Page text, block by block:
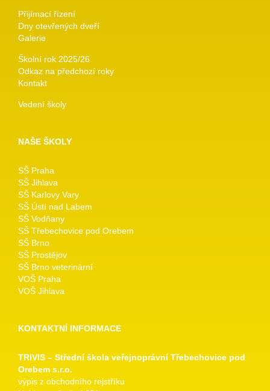
Přijímací řízení
Dny otevřených dveří
Galerie
Školní rok 2025/26
Odkaz na předchozí roky
Kontakt
Vedení školy
NAŠE ŠKOLY
SŠ Praha
SŠ Jihlava
SŠ Karlovy Vary
SŠ Ústí nad Labem
SŠ Vodňany
SŠ Třebechovice pod Orebem
SŠ Brno
SŠ Prostějov
SŠ Brno veterinární
VOŠ Praha
VOŠ Jihlava
KONTAKTNÍ INFORMACE
TRIVIS – Střední škola veřejnoprávní Třebechovice pod
Orebem s.r.o.
výpis z obchodního rejstříku